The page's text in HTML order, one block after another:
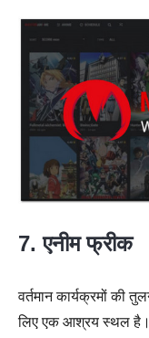
7. एनीम फ्रीक
वर्तमान कार्यक्रमों की
लिए एक आश्रय स्थल है।